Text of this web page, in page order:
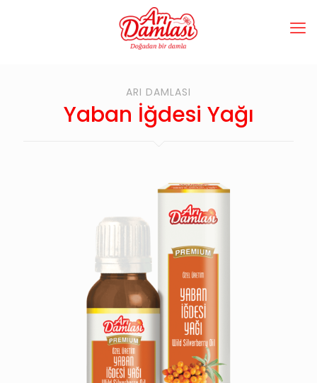
ARI DAMLASI
Yaban İğdesi Yağı